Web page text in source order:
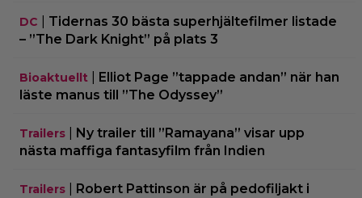
DC
Tidernas 30 bästa superhjältefilmer listade
– ”The Dark Knight” på plats 3
Bioaktuellt
Elliot Page ”tappade andan” när han
läste manus till ”The Odyssey”
Trailers
Ny trailer till ”Ramayana” visar upp
nästa maffiga fantasyfilm från Indien
Trailers
Robert Pattinson är på pedofiljakt i